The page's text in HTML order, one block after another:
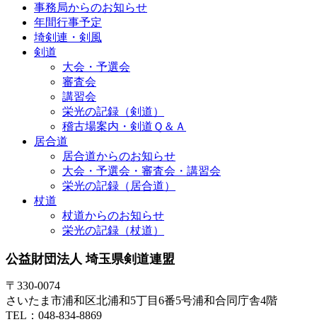
事務局からのお知らせ
年間行事予定
埼剣連・剣風
剣道
大会・予選会
審査会
講習会
栄光の記録（剣道）
稽古場案内・剣道Ｑ＆Ａ
居合道
居合道からのお知らせ
大会・予選会・審査会・講習会
栄光の記録（居合道）
杖道
杖道からのお知らせ
栄光の記録（杖道）
公益財団法人 埼玉県剣道連盟
〒330-0074
さいたま市浦和区北浦和5丁目6番5号浦和合同庁舎4階
TEL：048-834-8869